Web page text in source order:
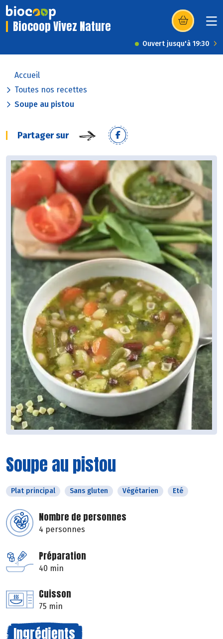
Biocoop Vivez Nature (s’ouvre dans
Ouvert jusqu'à 19:30
Accueil
Toutes nos recettes
Soupe au pistou
Partager sur
Soupe au pistou
Plat principal Sans gluten Végétarien Eté
Nombre de personnes
4 personnes
Préparation
40 min
Cuisson
75 min
Ingrédients